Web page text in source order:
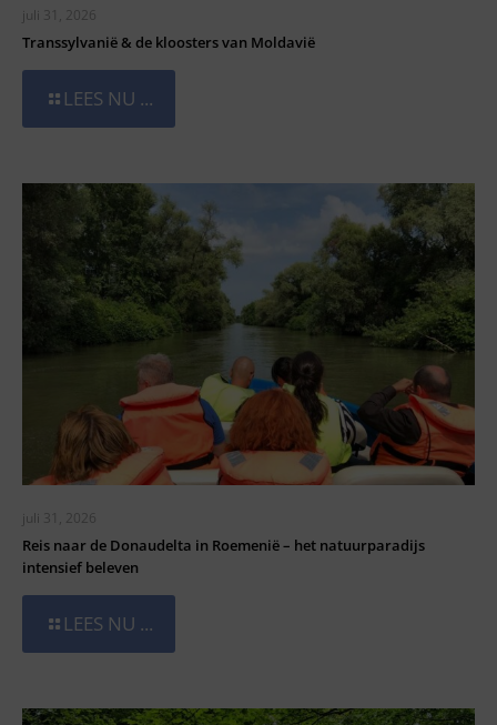
juli 31, 2026
Transsylvanië & de kloosters van Moldavië
LEES NU ...
juli 31, 2026
Reis naar de Donaudelta in Roemenië – het natuurparadijs
intensief beleven
LEES NU ...